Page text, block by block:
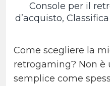
Console per il
d’acquisto,
Come scegliere la
retrogaming? Non è
semplice come